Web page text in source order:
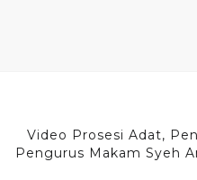
Video Prosesi Adat,
Pengurus Makam Syeh